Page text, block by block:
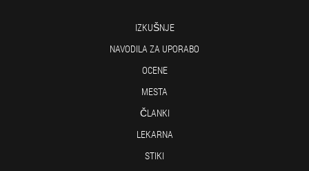
IZKUŠNJE
NAVODILA ZA UPORABO
OCENE
MESTA
ČLANKI
LEKARNA
STIKI